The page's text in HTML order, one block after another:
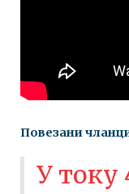
Повезани
У току